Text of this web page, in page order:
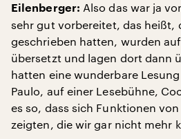
Eilenberger: Also das war ja
sehr gut vorbereitet, das heißt,
geschrieben hatten, wurden
übersetzt und lagen dort dann
hatten eine wunderbare
Paulo, auf einer Lesebühne,
es so, dass sich Funktionen
zeigten, die wir gar nicht mehr